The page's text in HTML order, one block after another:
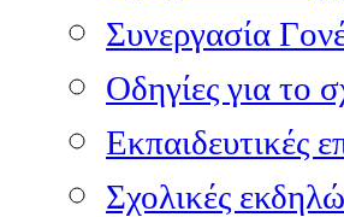
Συνεργασία
Οδηγίες για το
Εκπαιδευτικές
Σχολικές